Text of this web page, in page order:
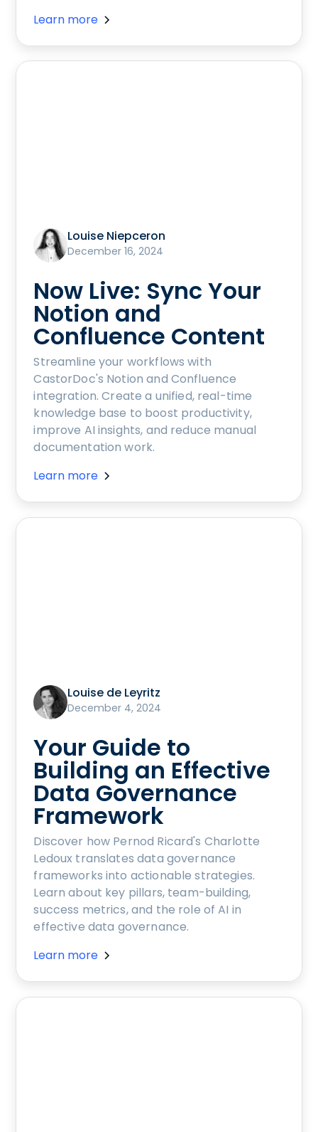
Learn more
Louise Niepceron
December 16, 2024
Now Live: Sync Your
Notion and
Confluence Content
Streamline your workflows with
CastorDoc's Notion and Confluence
integration. Create a unified, real-time
knowledge base to boost productivity,
improve AI insights, and reduce manual
documentation work.
Learn more
Louise de Leyritz
December 4, 2024
Your Guide to
Building an Effective
Data Governance
Framework
Discover how Pernod Ricard's Charlotte
Ledoux translates data governance
frameworks into actionable strategies.
Learn about key pillars, team-building,
success metrics, and the role of AI in
effective data governance.
Learn more